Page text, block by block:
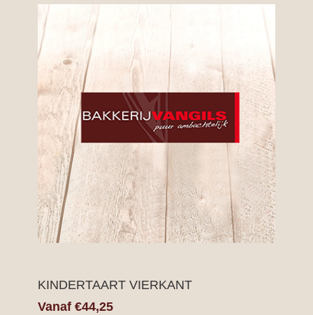
KINDERTAART VIERKANT
Vanaf €44,25